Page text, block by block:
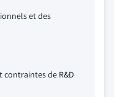
et des
de R&D